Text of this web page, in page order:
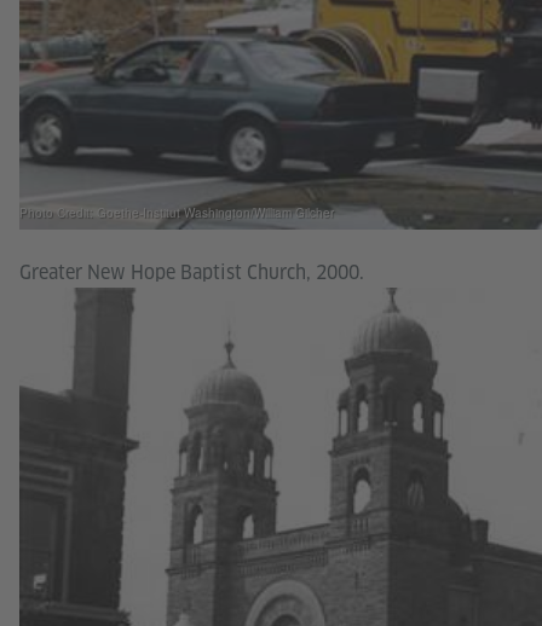
Photo Credit: Goethe-Institut Washington/William Gilcher
Greater New Hope Baptist Church, 2000.